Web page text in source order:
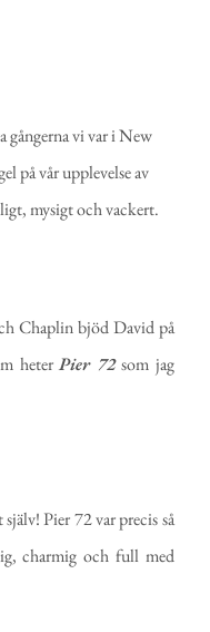
gångerna vi var i New
på vår upplevelse av
mysigt och vackert.
Chaplin bjöd David på
heterPier 72 som jag
Pier 72 var precis så
charmig och full med